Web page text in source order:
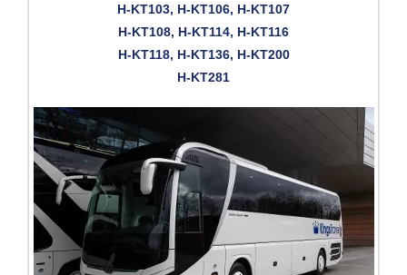
H-KT103, H-KT106, H-KT107
H-KT108, H-KT114, H-KT116
H-KT118, H-KT136, H-KT200
H-KT281